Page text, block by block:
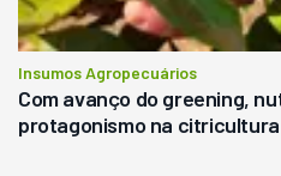
Insumos Agropecuários
Com avanço do greening,
protagonismo na citricultura